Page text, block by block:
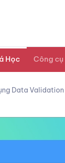
Học Công cụ
Data